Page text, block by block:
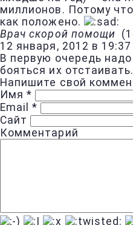
миллионов. Потому
как положено.
Врач скорой помощи (
12 января, 2012 в 19:37
В первую очередь
бояться их отстаивать.
Напишите свой
Имя*
Email*
Сайт
Комментарий